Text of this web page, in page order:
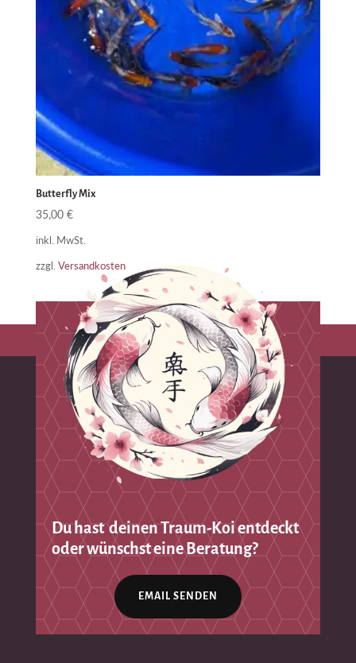
Butterfly Mix
35,00 €
inkl. MwSt.
zzgl. Versandkosten
Du hast deinen Traum-Koi entdeckt
oder wünschst eine Beratung?
EMAIL SENDEN